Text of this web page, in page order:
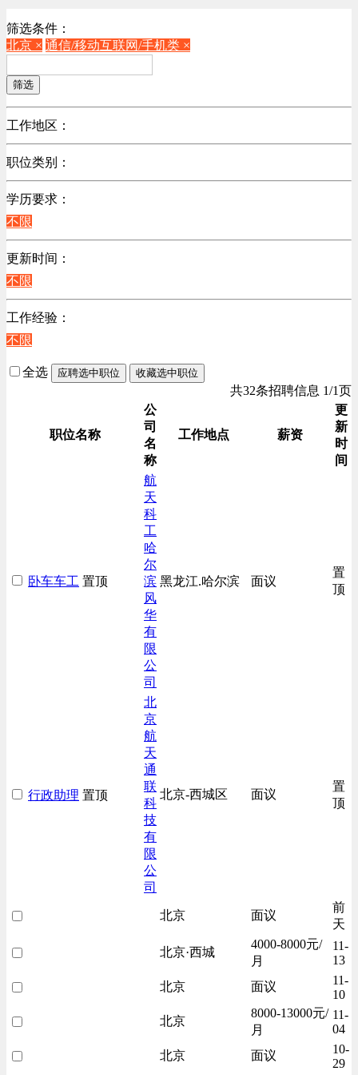
筛选条件：
北京 × 通信/移动互联网/手机类 ×
筛选
工作地区：
不限
北京
广东
江苏
陕西
浙江
辽宁
上海
职位类别：
不限
机械制造/仪器仪表类
计算机硬件类
销售管理类
计算机软件类
贸易/物流/仓储/采购类
客服及凯发娱乐网址的技术支持类
高级管理类
电力电气/能源/自动化
咨询/顾问/法律类
行政/后勤/文秘类
房地产开发/物业管理类
学历要求：
不限
更新时间：
不限
工作经验：
不限
全选 应聘选中职位 收藏选中职位
共32条招聘信息 1/1页
职位名称
公
司
名
称
工作地点 薪资
更
新
时
间
卧车车工 置顶
航
天
科
工
哈
尔
滨
风
华
有
限
公
司
黑龙江.哈尔滨 面议
置
顶
行政助理 置顶
北
京
航
天
通
联
科
技
有
限
公
司
北京-西城区 面议
置
顶
北京 面议
前
天
北京·西城
4000-8000元/
月
11-
13
北京
面议
11-
10
北京
8000-13000元/
月
11-
04
北京
面议
10-
29